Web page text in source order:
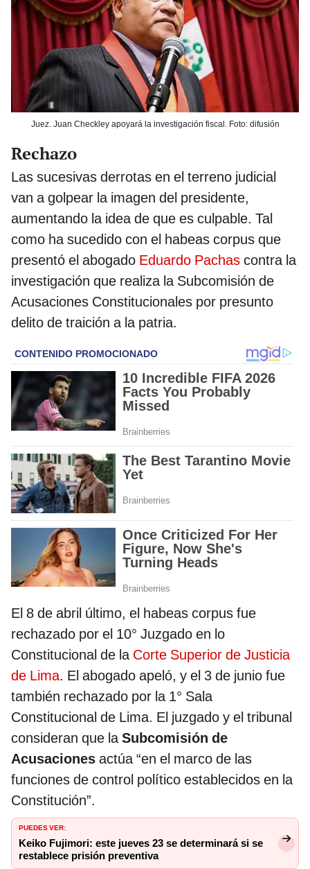
Juez. Juan Checkley apoyará la investigación fiscal. Foto: difusión
Rechazo
Las sucesivas derrotas en el terreno judicial
van a golpear la imagen del presidente,
aumentando la idea de que es culpable. Tal
como ha sucedido con el habeas corpus que
presentó el abogado Eduardo Pachas contra la
investigación que realiza la Subcomisión de
Acusaciones Constitucionales por presunto
delito de traición a la patria.
El 8 de abril último, el habeas corpus fue
rechazado por el 10° Juzgado en lo
Constitucional de la Corte Superior de Justicia
de Lima. El abogado apeló, y el 3 de junio fue
también rechazado por la 1° Sala
Constitucional de Lima. El juzgado y el tribunal
consideran que laSubcomisión de
Acusaciones actúa “en el marco de las
funciones de control político establecidos en la
Constitución”.
PUEDES VER:
Keiko Fujimori: este jueves 23 se determinará si se
restablece prisión preventiva